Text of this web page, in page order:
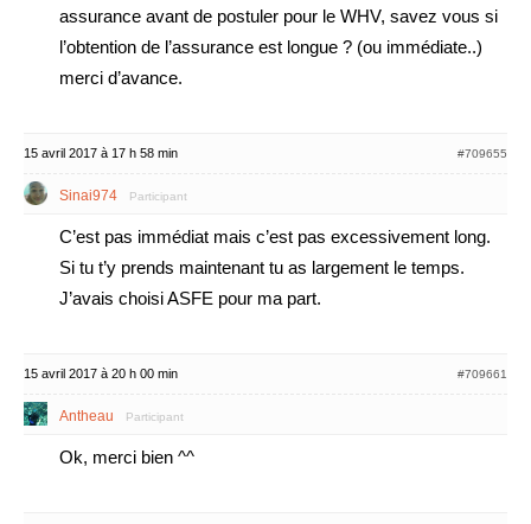
assurance avant de postuler pour le WHV, savez vous si
l’obtention de l’assurance est longue ? (ou immédiate..)
merci d’avance.
15 avril 2017 à 17 h 58 min #709655
Sinai974 Participant
C’est pas immédiat mais c’est pas excessivement long.
Si tu t’y prends maintenant tu as largement le temps.
J’avais choisi ASFE pour ma part.
15 avril 2017 à 20 h 00 min #709661
Antheau Participant
Ok, merci bien ^^